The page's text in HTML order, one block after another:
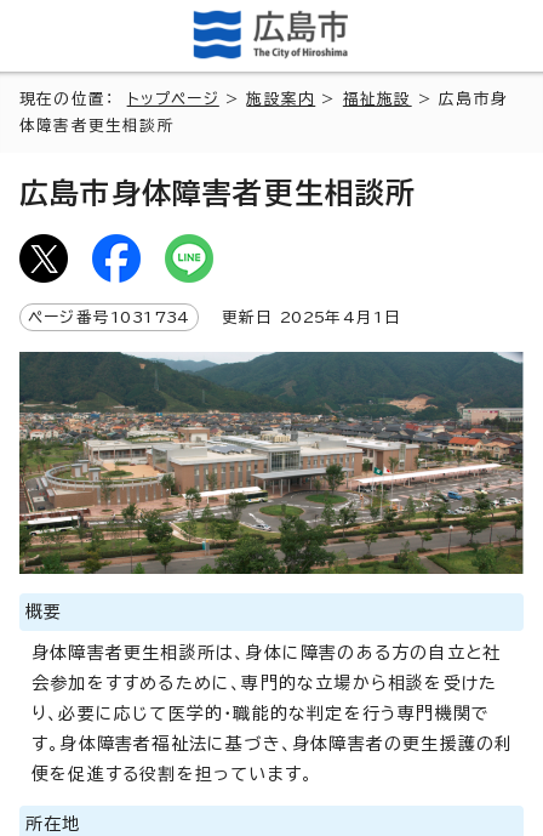
現在の位置： トップページ >施設案内 > 福祉施設
> 広島市身
体障害者更生相談所
広島市身体障害者更生相談所
ページ番号 1031734 更新日 2025年4月1日
概要
身体障害者更生相談所は、身体に障害のある方の自立と社
会参加をすすめるために、専門的な立場から相談を受けた
り、必要に応じて医学的・職能的な判定を行う専門機関で
す。身体障害者福祉法に基づき、身体障害者の更生援護の利
便を促進する役割を担っています。
所在地